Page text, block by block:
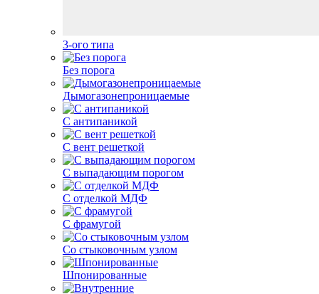
3-ого типа
Без порога
Дымогазонепроницаемые
С антипаникой
С вент решеткой
С выпадающим порогом
С отделкой МДФ
С фрамугой
Со стыковочным узлом
Шпонированные